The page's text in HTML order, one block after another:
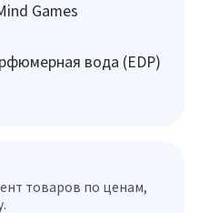
Games
вода (EDP)
товаров по ценам,